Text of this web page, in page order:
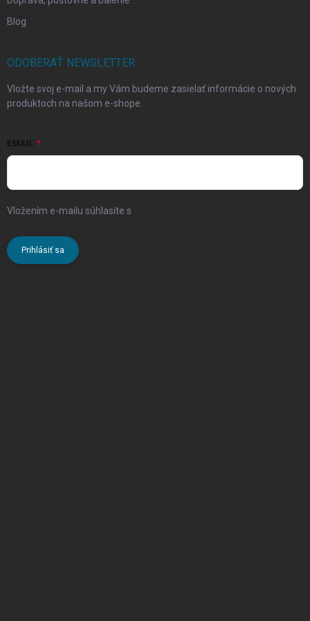
Blog
ODOBERAŤ NEWSLETTER
Vložte svoj e-mail a my Vám budeme zasielať informácie o nových
produktoch na našom e-shope.
EMAIL
Vložením e-mailu súhlasíte s
Prihlásiť sa